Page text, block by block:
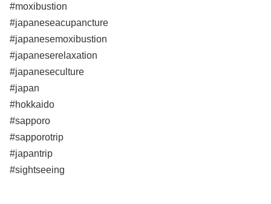
#moxibustion
#japaneseacupancture
#japanesemoxibustion
#japaneserelaxation
#japaneseculture
#japan
#hokkaido
#sapporo
#sapporotrip
#japantrip
#sightseeing